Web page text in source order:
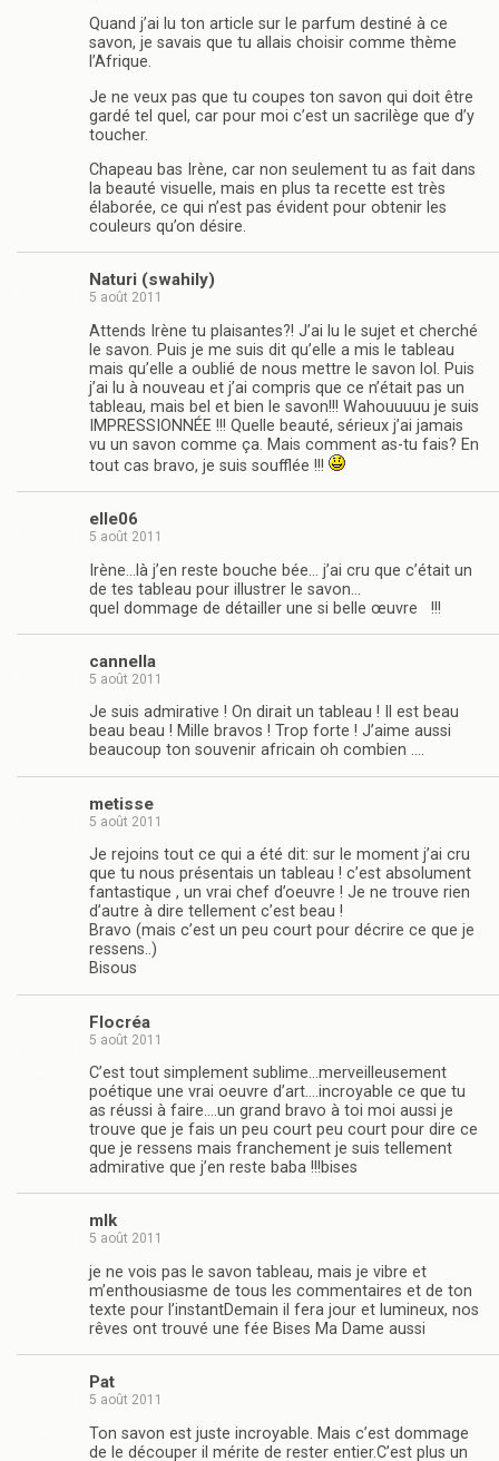
Quand j’ai lu ton article sur le parfum destiné à ce
savon, je savais que tu allais choisir comme thème
l’Afrique.
Je ne veux pas que tu coupes ton savon qui doit être
gardé tel quel, car pour moi c’est un sacrilège que d’y
toucher.
Chapeau bas Irène, car non seulement tu as fait dans
la beauté visuelle, mais en plus ta recette est très
élaborée, ce qui n’est pas évident pour obtenir les
couleurs qu’on désire.
Naturi (swahily)
5 août 2011
Attends Irène tu plaisantes?! J’ai lu le sujet et cherché
le savon. Puis je me suis dit qu’elle a mis le tableau
mais qu’elle a oublié de nous mettre le savon lol. Puis
j’ai lu à nouveau et j’ai compris que ce n’était pas un
tableau, mais bel et bien le savon!!! Wahouuuuu je suis
IMPRESSIONNÉE !!! Quelle beauté, sérieux j’ai jamais
vu un savon comme ça. Mais comment as-tu fais? En
tout cas bravo, je suis soufflée !!!
elle06
5 août 2011
Irène…là j’en reste bouche bée… j’ai cru que c’était un
de tes tableau pour illustrer le savon…
quel dommage de détailler une si belle œuvre !!!
cannella
5 août 2011
Je suis admirative ! On dirait un tableau ! Il est beau
beau beau ! Mille bravos ! Trop forte ! J’aime aussi
beaucoup ton souvenir africain oh combien ….
metisse
5 août 2011
Je rejoins tout ce qui a été dit: sur le moment j’ai cru
que tu nous présentais un tableau ! c’est absolument
fantastique , un vrai chef d’oeuvre ! Je ne trouve rien
d’autre à dire tellement c’est beau !
Bravo (mais c’est un peu court pour décrire ce que je
ressens..)
Bisous
Flocréa
5 août 2011
C’est tout simplement sublime…merveilleusement
poétique une vrai oeuvre d’art….incroyable ce que tu
as réussi à faire….un grand bravo à toi moi aussi je
trouve que je fais un peu court peu court pour dire ce
que je ressens mais franchement je suis tellement
admirative que j’en reste baba !!!bises
mlk
5 août 2011
je ne vois pas le savon tableau, mais je vibre et
m’enthousiasme de tous les commentaires et de ton
texte pour l’instantDemain il fera jour et lumineux, nos
rêves ont trouvé une fée Bises Ma Dame aussi
Pat
5 août 2011
Ton savon est juste incroyable. Mais c’est dommage
de le découper il mérite de rester entier.C’est plus un